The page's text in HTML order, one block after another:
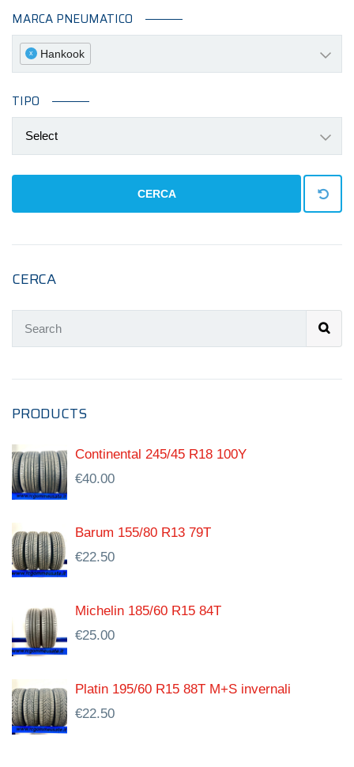
MARCA PNEUMATICO
x Hankook
TIPO
Select
CERCA
CERCA
PRODUCTS
Continental 245/45 R18 100Y
€40.00
Barum 155/80 R13 79T
€22.50
Michelin 185/60 R15 84T
€25.00
Platin 195/60 R15 88T M+S invernali
€22.50